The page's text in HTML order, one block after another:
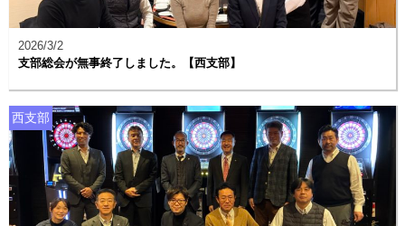
2026/3/2
支部総会が無事終了しました。【西支部】
西支部